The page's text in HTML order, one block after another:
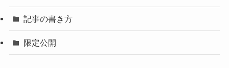
記事の書き方
限定公開